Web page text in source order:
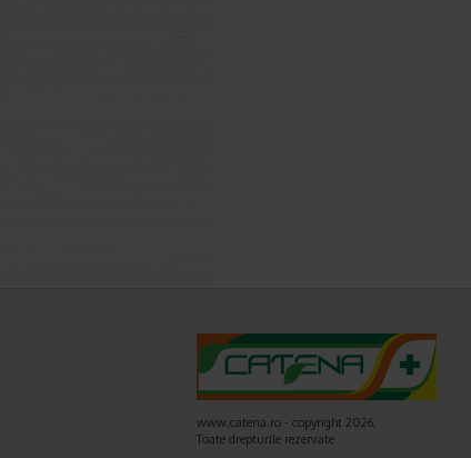
www.catena.ro - copyright 2026,
Toate drepturile rezervate